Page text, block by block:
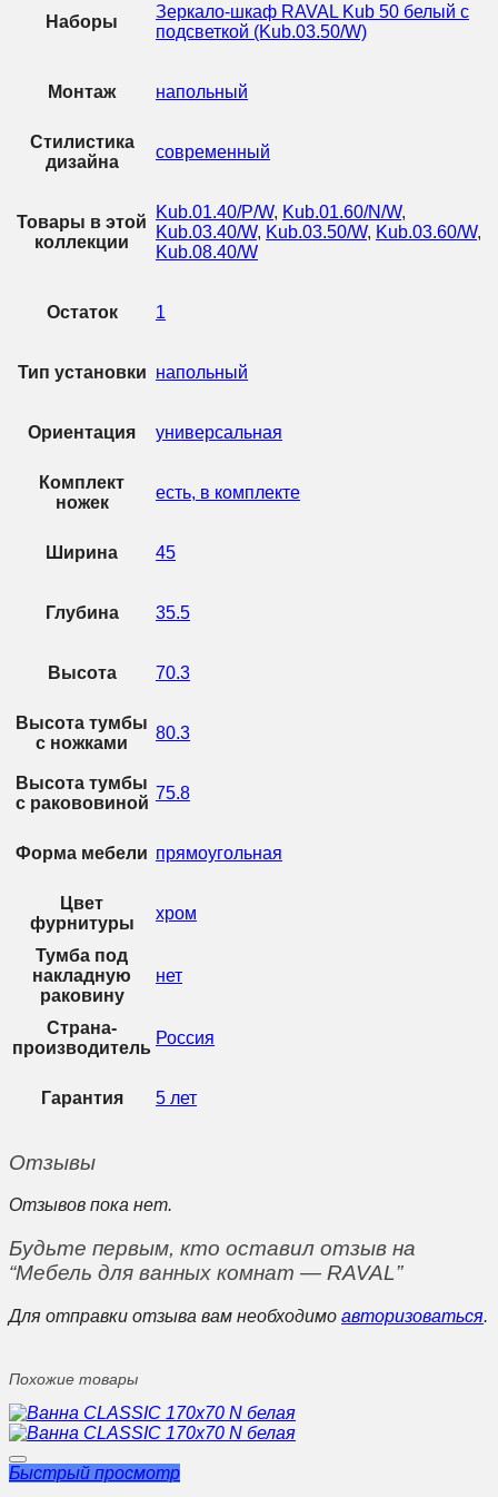
Наборы
Зеркало-шкаф RAVAL Kub 50 белый с
подсветкой (Kub.03.50/W)
Монтаж напольный
Стилистика
дизайна
современный
Товары в этой
коллекции
Kub.01.40/P/W, Kub.01.60/N/W,
Kub.03.40/W, Kub.03.50/W, Kub.03.60/W,
Kub.08.40/W
Остаток 1
Тип установки напольный
Ориентация универсальная
Комплект
ножек
есть, в комплекте
Ширина 45
Глубина 35.5
Высота 70.3
Высота тумбы
с ножками
80.3
Высота тумбы
с ракововиной
75.8
Форма мебели прямоугольная
Цвет
фурнитуры
хром
Тумба под
накладную
раковину
нет
Страна-
производитель
Россия
Гарантия 5 лет
Отзывы
Отзывов пока нет.
Будьте первым, кто оставил отзыв на
“Мебель для ванных комнат — RAVAL”
Для отправки отзыва вам необходимо авторизоваться.
Похожие товары
Быстрый просмотр